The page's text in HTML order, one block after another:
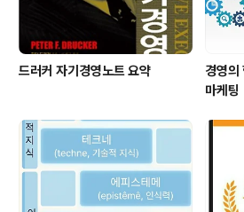
드러커 자기경영노트 요약
경영의
마케팅